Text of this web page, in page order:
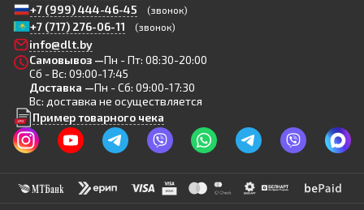
+7 (999) 444-46-45 (звонок)
+7 (717) 276-06-11 (звонок)
info@dlt.by
Самовывоз —Пн - Пт: 08:30-20:00
Сб - Вс: 09:00-17:45
Доставка —Пн - Сб: 09:00-17:30
Вс: доставка не осуществляется
Пример товарного чека